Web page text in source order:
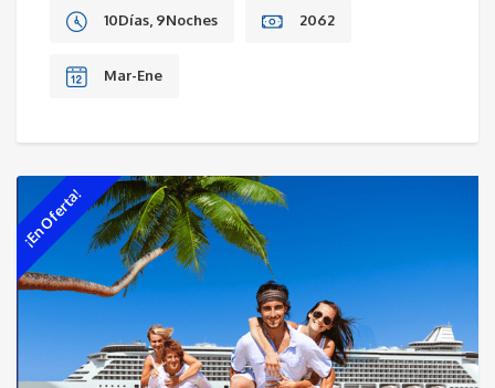
10Días, 9Noches 2062
Mar-Ene
¡En Oferta!